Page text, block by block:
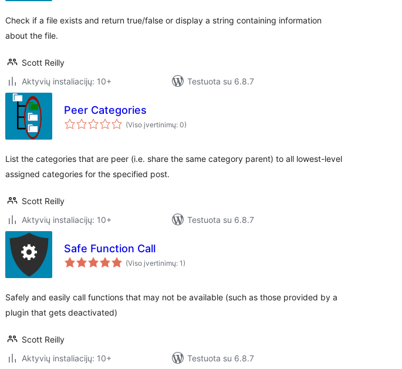
Check if a file exists and return true/false or display a string containing information
about the file.
Scott Reilly
Aktyvių instaliacijų: 10+
Testuota su 6.8.7
Peer Categories
(Viso įvertinimų: 0)
List the categories that are peer (i.e. share the same category parent) to all lowest-level
assigned categories for the specified post.
Scott Reilly
Aktyvių instaliacijų: 10+
Testuota su 6.8.7
Safe Function Call
(Viso įvertinimų: 1)
Safely and easily call functions that may not be available (such as those provided by a
plugin that gets deactivated)
Scott Reilly
Aktyvių instaliacijų: 10+
Testuota su 6.8.7